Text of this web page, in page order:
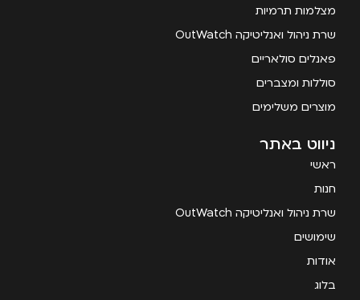
מצלמות תרמיות
שרת ניהול ואנליטיקה OutWatch
פאנלים סולאריים
סוללות ומצברים
מוצרים משלימים
ניווט באתר
ראשי
חנות
שרת ניהול ואנליטיקה OutWatch
שימושים
אודות
בלוג